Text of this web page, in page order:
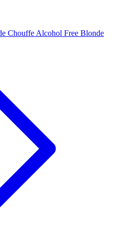
Chouffe Alcohol Free Blonde